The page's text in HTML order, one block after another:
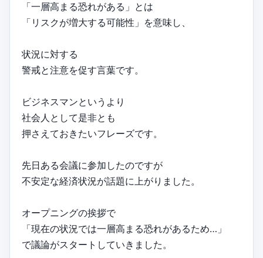
「一層高まる恐れがある」とは
「リスクが増大する可能性」を意味し、
状況に対する
警戒と注意を促す言葉です。
ビジネスマンというより
社会人として是非とも
押さえておきたいフレーズです。
先日ある会議に参加したのですが
不安定な経済状況が話題に上がりました。
オープニングの挨拶で
「現在の状況では一層高まる恐れがあるため…」
で議論がスタートしていきました。